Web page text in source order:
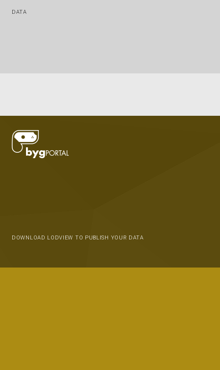
DATA
DOWNLOAD LODVIEW TO PUBLISH YOUR DATA